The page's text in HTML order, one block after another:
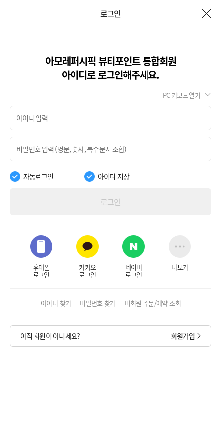
로그인
아모레퍼시픽 뷰티포인트 통합회원
아이디로 로그인해주세요.
PC 키보드 열기
자동로그인 아이디 저장
로그인
휴대폰
로그인
카카오
로그인
네이버
로그인
더보기
아이디 찾기 비밀번호 찾기 비회원 주문/예약 조회
아직 회원이 아니세요? 회원가입